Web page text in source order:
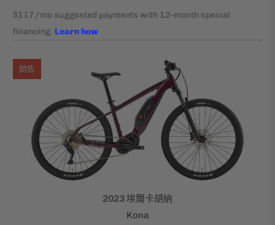
2023 埃爾卡胡納
Kona
銷售